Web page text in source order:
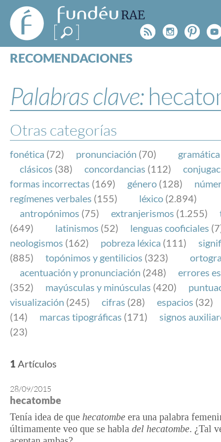
FundéuRAE
- Fundación
del Español
Urgente
Rss
RECOMENDACIONES
ESPECIALES
BLOG
NOTICIAS
SOBRE LA FUNDÉURAE
FundéuRAE es una fundación patrocinada por la
y la Real Academia Española, cuyo objetivo es
el buen uso del español en los medios de
Internet.
Palabras clave:
Otras categorías
fonética (72) pronunciación (70) gramática
clásicos (38) concordancias (112)
formas incorrectas (169) género (128)
regímenes verbales (155) léxico (2.894)
antropónimos (75) extranjerismos (1.255)
(649)
latinismos (52) lenguas cooficiales
neologismos (162) pobreza léxica (111)
(885)
topónimos y gentilicios (323)
acentuación y pronunciación (248)
errores
(352)
mayúsculas y minúsculas (420)
visualización (245) cifras (28) espacios (32)
(14)
marcas tipográficas (171)
signos
(23)
1 Artículos
28/09/2015
hecatombe
Tenía idea de que hecatombe era una palabra
últimamente veo que se habla del hecatombe. ¿Tal